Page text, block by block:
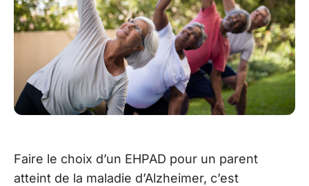
Faire le choix d’un EHPAD pour un parent
atteint de la maladie d’Alzheimer, c’est